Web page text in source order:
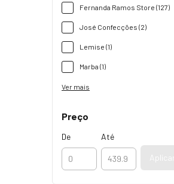
Fernanda Ramos Store (127)
José Confecções (2)
Lemise (1)
Marba (1)
Ver mais
Preço
De Até
Aplicar